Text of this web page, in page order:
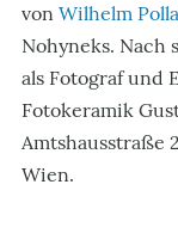
von Wilhelm
Nohyneks. Nach
als Fotograf und
Fotokeramik
Amtshausstraße
Wien.